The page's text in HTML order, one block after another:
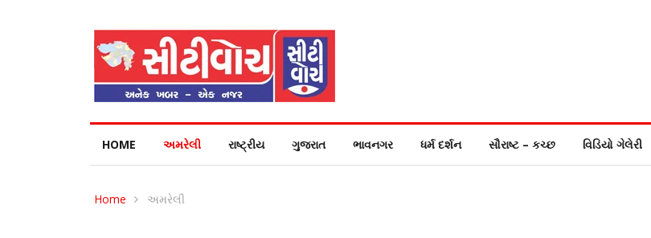
HOME અમરેલી રાષ્ટ્રીય ગુજરાત ભાવનગર ધર્મ દર્શન સૌરાષ્ટ – કચ્છ વિડિયો ગેલેરી
Home અમરેલી